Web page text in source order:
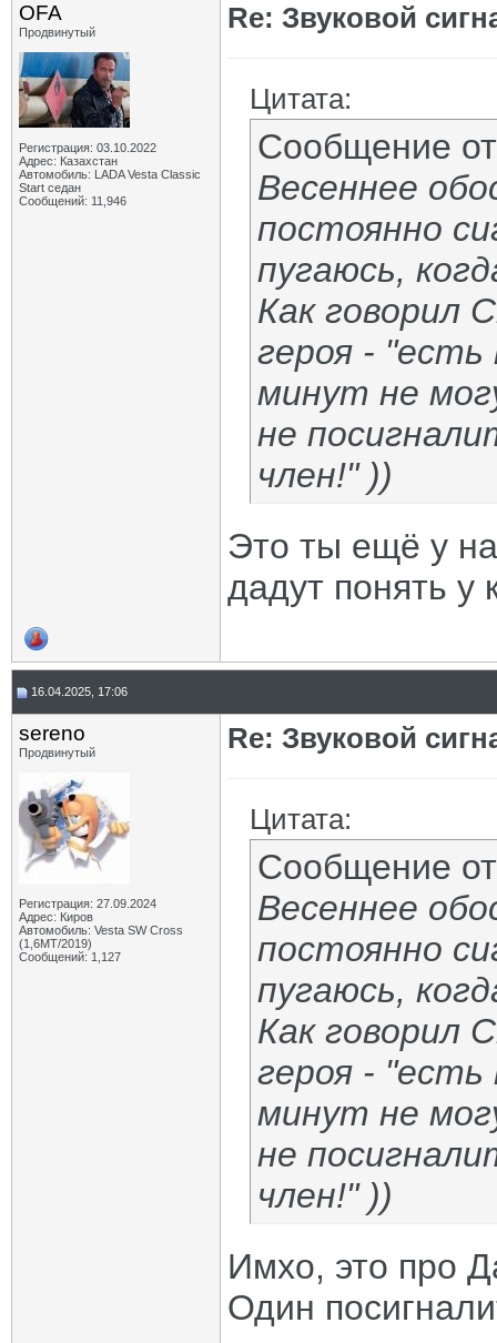
OFA
Продвинутый
Регистрация: 03.10.2022
Адрес: Казахстан
Автомобиль: LADA Vesta Classic
Start седан
Сообщений: 11,946
Re: Звуковой
Цитата:
Сообщение
Весеннее
постоянно
пугаюсь,
Как говорил
героя -
минут не
не
член!" ))
Это ты ещё у
дадут понять
16.04.2025, 17:06
sereno
Продвинутый
Регистрация: 27.09.2024
Адрес: Киров
Автомобиль: Vesta SW Cross
(1,6МТ/2019)
Сообщений: 1,127
Re: Звуковой
Цитата:
Сообщение
Весеннее
постоянно
пугаюсь,
Как говорил
героя -
минут не
не
член!" ))
Имхо, это про
Один